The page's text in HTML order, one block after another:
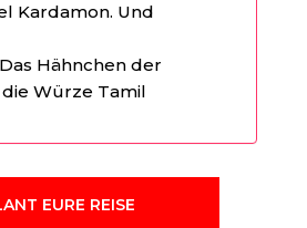
Kardamon. Und
Hähnchen der
Würze Tamil
EURE REISE